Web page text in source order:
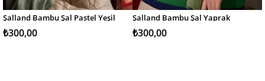
SEPETE EKLE
Şalland Bambu Şal Pastel Yeşil
₺300,00
SEPETE EKLE
Şalland Bambu Şal Yaprak
₺300,00